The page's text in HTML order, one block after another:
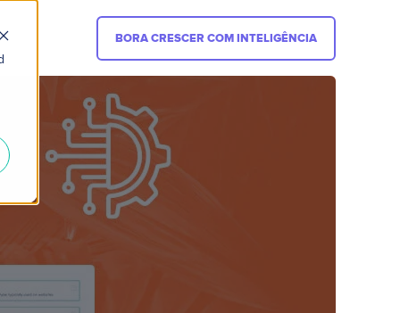
BORA CRESCER COM INTELIGÊNCIA